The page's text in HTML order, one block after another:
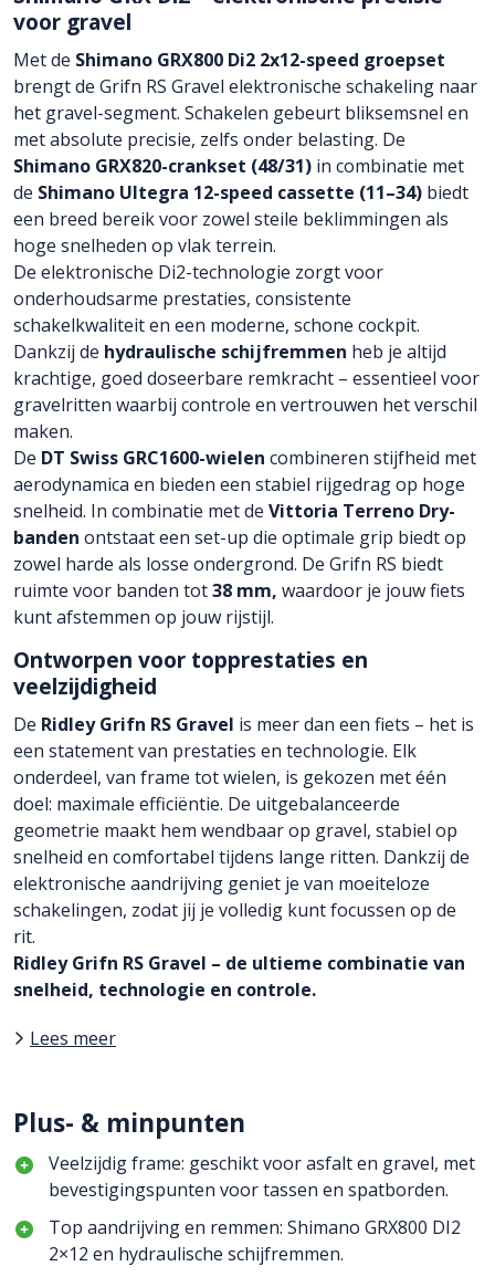
voor gravel
Met de Shimano GRX800 Di2 2x12-speed groepset
brengt de Grifn RS Gravel elektronische schakeling naar
het gravel-segment. Schakelen gebeurt bliksemsnel en
met absolute precisie, zelfs onder belasting. De
Shimano GRX820-crankset (48/31) in combinatie met
de Shimano Ultegra 12-speed cassette (11–34) biedt
een breed bereik voor zowel steile beklimmingen als
hoge snelheden op vlak terrein.
De elektronische Di2-technologie zorgt voor
onderhoudsarme prestaties, consistente
schakelkwaliteit en een moderne, schone cockpit.
Dankzij de hydraulische schijfremmen heb je altijd
krachtige, goed doseerbare remkracht – essentieel voor
gravelritten waarbij controle en vertrouwen het verschil
maken.
De DT Swiss GRC1600-wielen combineren stijfheid met
aerodynamica en bieden een stabiel rijgedrag op hoge
snelheid. In combinatie met de Vittoria Terreno Dry-
banden ontstaat een set-up die optimale grip biedt op
zowel harde als losse ondergrond. De Grifn RS biedt
ruimte voor banden tot38 mm, waardoor je jouw fiets
kunt afstemmen op jouw rijstijl.
Ontworpen voor topprestaties en
veelzijdigheid
De Ridley Grifn RS Gravel is meer dan een fiets – het is
een statement van prestaties en technologie. Elk
onderdeel, van frame tot wielen, is gekozen met één
doel: maximale efficiëntie. De uitgebalanceerde
geometrie maakt hem wendbaar op gravel, stabiel op
snelheid en comfortabel tijdens lange ritten. Dankzij de
elektronische aandrijving geniet je van moeiteloze
schakelingen, zodat jij je volledig kunt focussen op de
rit.
Ridley Grifn RS Gravel – de ultieme combinatie van
snelheid, technologie en controle.
Lees meer
Plus- & minpunten
Veelzijdig frame: geschikt voor asfalt en gravel, met
bevestigingspunten voor tassen en spatborden.
Top aandrijving en remmen: Shimano GRX800 DI2
2×12 en hydraulische schijfremmen.